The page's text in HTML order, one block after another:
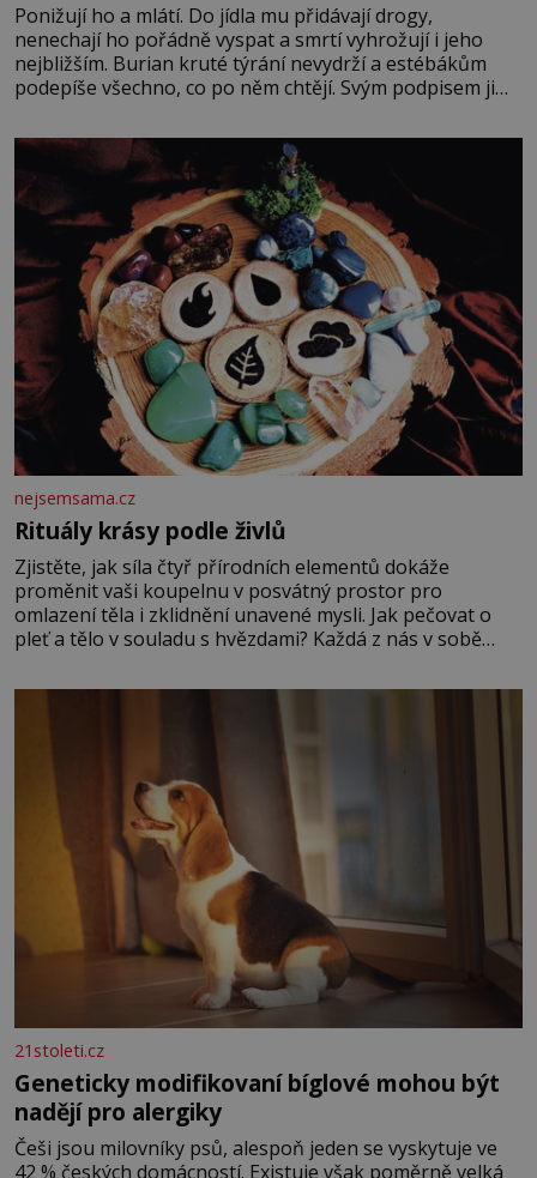
Ponižují ho a mlátí. Do jídla mu přidávají drogy,
nenechají ho pořádně vyspat a smrtí vyhrožují i jeho
nejbližším. Burian kruté týrání nevydrží a estébákům
podepíše všechno, co po něm chtějí. Svým podpisem jim
fyzický ani psychický nátlak. Syn brněnského řezníka
chce být knězem a
nejsemsama.cz
Rituály krásy podle živlů
Zjistěte, jak síla čtyř přírodních elementů dokáže
proměnit vaši koupelnu v posvátný prostor pro
omlazení těla i zklidnění unavené mysli. Jak pečovat o
pleť a tělo v souladu s hvězdami? Každá z nás v sobě
povaze, ale i v potřebách naší pokožky. Ohnivá znamení
Ženy narozené ve znamení Berana, Lva a Střelce v sobě
nesou žár, odvahu a neutuchající elán. Vaše
21stoleti.cz
Geneticky modifikovaní bíglové mohou být
nadějí pro alergiky
Češi jsou milovníky psů, alespoň jeden se vyskytuje ve
42 % českých domácností. Existuje však poměrně velká